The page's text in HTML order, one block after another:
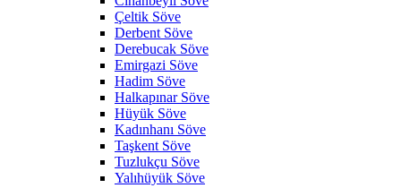
Çeltik Söve
Derbent Söve
Derebucak Söve
Emirgazi Söve
Hadim Söve
Halkapınar Söve
Hüyük Söve
Kadınhanı Söve
Taşkent Söve
Tuzlukçu Söve
Yalıhüyük Söve